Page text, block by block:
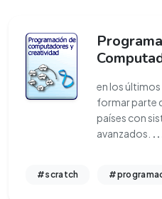
en los
formar parte
países con
avanzados.
#scratch